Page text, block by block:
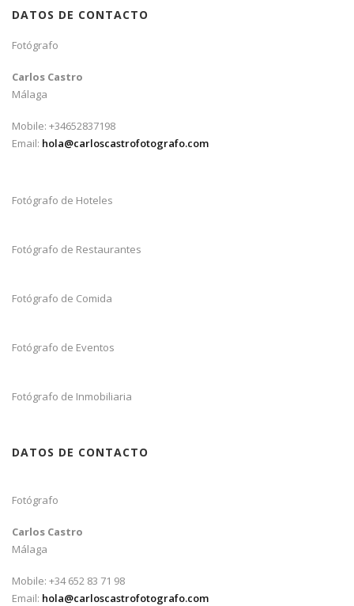
DATOS DE CONTACTO
Fotógrafo
Carlos Castro
Málaga
Mobile: +34652837198
Email: hola@carloscastrofotografo.com
Fotógrafo de Hoteles
Fotógrafo de Restaurantes
Fotógrafo de Comida
Fotógrafo de Eventos
Fotógrafo de Inmobiliaria
DATOS DE CONTACTO
Fotógrafo
Carlos Castro
Málaga
Mobile: +34 652 83 71 98
Email: hola@carloscastrofotografo.com